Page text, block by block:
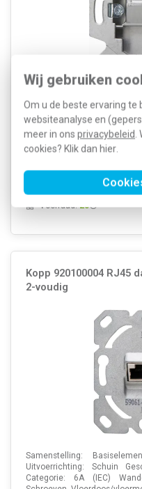
Wij gebruiken
Om u de beste ervaring te
websiteanalyse en
meer in ons privacybeleid
cookies? Klik dan hier
Kleur: Aluminium
UAE/IAE
Onder Met trekontlasting:
Artikelnummer:548544
EAN:9008221144009
Voor 21u besteld,
Voorraad:28
Kopp 920100004 RJ45
2-voudig
Samenstelling:
Uitvoerrichting: Schuin
Categorie: 6A (IEC)